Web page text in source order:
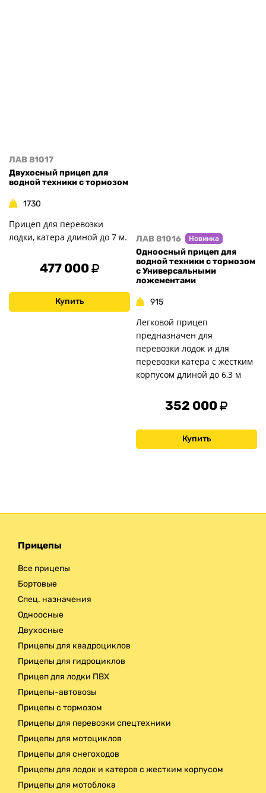
ЛАВ 81017
Двухосный прицеп для
водной техники с тормозом
1730
Прицеп для перевозки
лодки, катера длиной до 7 м.
477 000
Купить
ЛАВ 81016 Новинка
Одноосный прицеп для
водной техники с тормозом
с Универсальными
ложементами
915
Легковой прицеп
предназначен для
перевозки лодок и для
перевозки катера с жёстким
корпусом длиной до 6,3 м
352 000
Купить
Прицепы
Все прицепы
Бортовые
Спец. назначения
Одноосные
Двухосные
Прицепы для квадроциклов
Прицепы для гидроциклов
Прицеп для лодки ПВХ
Прицепы-автовозы
Прицепы с тормозом
Прицепы для перевозки спецтехники
Прицепы для мотоциклов
Прицепы для снегоходов
Прицепы для лодок и катеров с жестким корпусом
Прицепы для мотоблока